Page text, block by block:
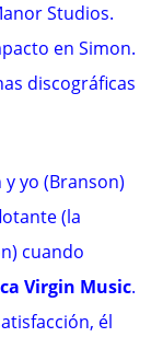
Studios.
en Simon.
discográficas
y yo (Branson)
(la
cuando
Virgin Music.
él